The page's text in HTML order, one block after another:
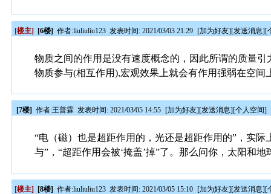
[楼主] [6楼] 作者:liuliuliu123 发表时间: 2021/03/03 21:29 [加为好友][发送消息][
物质之间的作用是没有速度概念的，因此所谓的质量
物质参与(相互作用),宏观效果上就会有作用强弱在空
[7楼] 作者:王普霖 发表时间: 2021/03/05 14:55 [加为好友][发送消息][个人空间]
“电（磁）也是超距作用的，光还是超距作用的”，实
与”，“超距作用会被‘掩盖’掉”了。那么问你，太阳和
[楼主] [8楼] 作者:liuliuliu123 发表时间: 2021/03/05 15:10 [加为好友][发送消息][